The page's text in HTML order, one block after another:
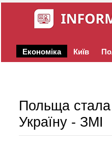
Економіка Київ
Польща
Україну - ЗМІ